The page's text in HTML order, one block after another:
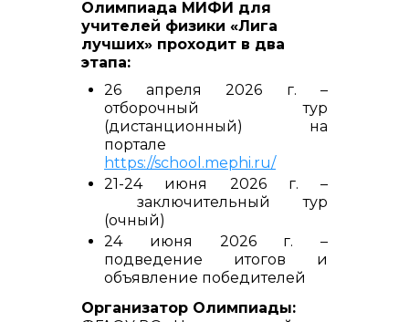
Олимпиада МИФИ для
учителей физики «Лига
лучших» проходит в два
этапа:
26 апреля 2026 г. –
отборочный тур
(дистанционный) на
портале
https://school.mephi.ru/
21-24 июня 2026 г. –
заключительный тур
(очный)
24 июня 2026 г. –
подведение итогов и
объявление победителей
Организатор Олимпиады: